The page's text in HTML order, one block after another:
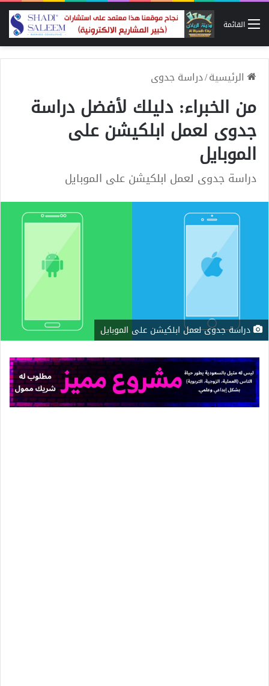
القائمة
الرئيسية/دراسة جدوى
من الخبراء: دليلك لأفضل دراسة
جدوى لعمل ابلكيشن على
الموبايل
دراسة جدوى لعمل ابلكيشن على الموبايل
دراسة جدوى لعمل ابلكيشن على الموبايل